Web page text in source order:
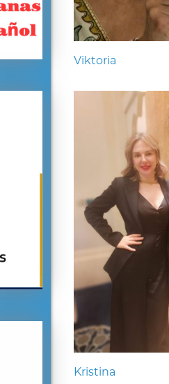
Viktoria
Kristina